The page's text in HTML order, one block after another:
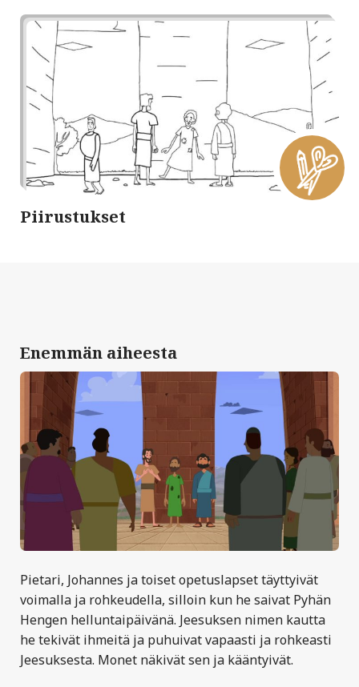
Piirustukset
Enemmän aiheesta
Pietari, Johannes ja toiset opetuslapset täyttyivät
voimalla ja rohkeudella, silloin kun he saivat Pyhän
Hengen helluntaipäivänä. Jeesuksen nimen kautta
he tekivät ihmeitä ja puhuivat vapaasti ja rohkeasti
Jeesuksesta. Monet näkivät sen ja kääntyivät.